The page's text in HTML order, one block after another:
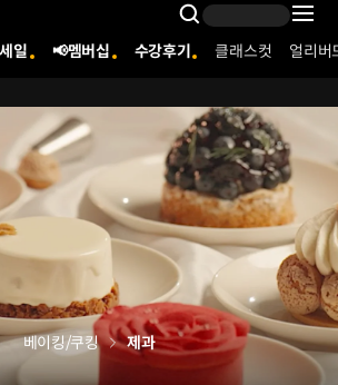
Search
일 📢멤버십 수강후기 클래스컷 얼리버
베이킹/쿠킹 제과